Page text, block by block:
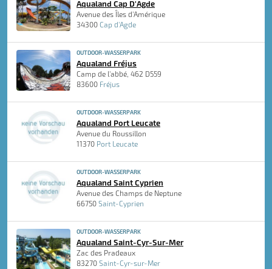
Aqualand Cap D'Agde
Avenue des Îles d'Amérique
34300 Cap d'Agde
OUTDOOR-WASSERPARK
Aqualand Fréjus
Camp de l'abbé, 462 D559
83600 Fréjus
OUTDOOR-WASSERPARK
Aqualand Port Leucate
Avenue du Roussillon
11370 Port Leucate
OUTDOOR-WASSERPARK
Aqualand Saint Cyprien
Avenue des Champs de Neptune
66750 Saint-Cyprien
OUTDOOR-WASSERPARK
Aqualand Saint-Cyr-Sur-Mer
Zac des Pradeaux
83270 Saint-Cyr-sur-Mer